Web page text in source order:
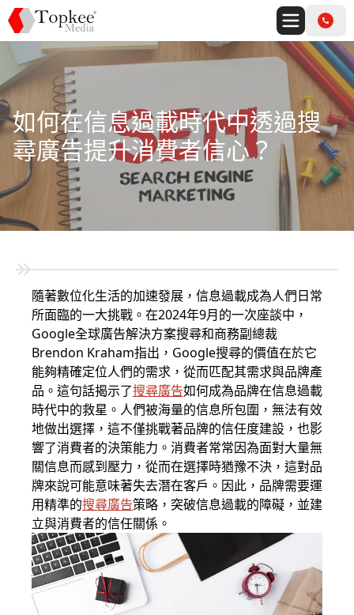
如何在信息過載時代中透過搜
尋廣告提升消費者信心？
隨著數位化生活的加速發展，信息過載成為人們日常
所面臨的一大挑戰。在2024年9月的一次座談中，
Google全球廣告解決方案搜尋和商務副總裁
Brendon Kraham指出，Google搜尋的價值在於它
能夠精確定位人們的需求，從而匹配其需求與品牌產
品。這句話揭示了搜尋廣告如何成為品牌在信息過載
時代中的救星。人們被海量的信息所包圍，無法有效
地做出選擇，這不僅挑戰著品牌的信任度建設，也影
響了消費者的決策能力。消費者常常因為面對大量無
關信息而感到壓力，從而在選擇時猶豫不決，這對品
牌來說可能意味著失去潛在客戶。因此，品牌需要運
用精準的搜尋廣告策略，突破信息過載的障礙，並建
立與消費者的信任關係。